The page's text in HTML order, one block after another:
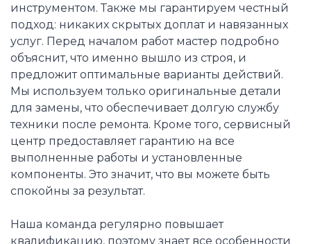
инструментом. Также мы гарантируем честный
подход: никаких скрытых доплат и навязанных
услуг. Перед началом работ мастер подробно
объяснит, что именно вышло из строя, и
предложит оптимальные варианты действий.
Мы используем только оригинальные детали
для замены, что обеспечивает долгую службу
техники после ремонта. Кроме того, сервисный
центр предоставляет гарантию на все
выполненные работы и установленные
компоненты. Это значит, что вы можете быть
спокойны за результат.
Наша команда регулярно повышает
квалификацию, поэтому знает все особенности